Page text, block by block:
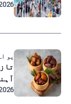
07. 22
یو
07. 21